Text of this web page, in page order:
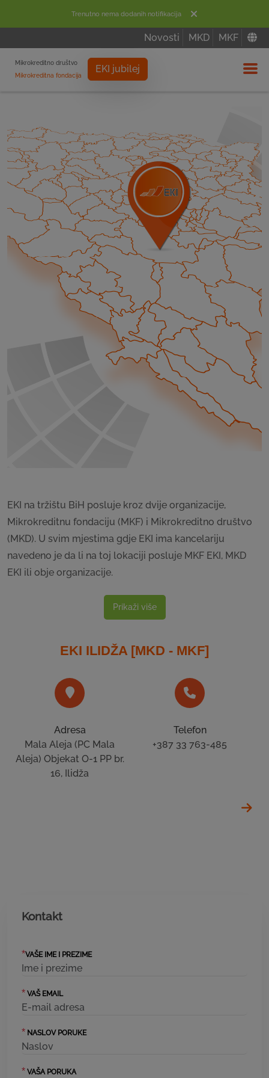
Trenutno nema dodanih notifikacija
Novosti MKD MKF
Mikrokreditno društvo
Mikrokreditna fondacija
EKI jubilej
EKI na tržištu BiH posluje kroz dvije organizacije,
Mikrokreditnu fondaciju (MKF) i Mikrokreditno društvo
(MKD). U svim mjestima gdje EKI ima kancelariju
navedeno je da li na toj lokaciji posluje MKF EKI, MKD
EKI ili obje organizacije.
Prikaži više
EKI ILIDŽA [MKD - MKF]
Adresa
Mala Aleja (PC Mala
Aleja) Objekat O-1 PP br.
16, Ilidža
Telefon
+387 33 763-485
Kontakt
*VAŠE IME I PREZIME
* VAŠ EMAIL
* NASLOV PORUKE
* VAŠA PORUKA